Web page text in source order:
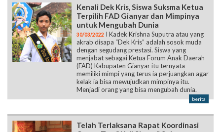
Kenali Dek Kris, Siswa Suksma Ketua
Terpilih FAD Gianyar dan Mimpinya
untuk Mengubah Dunia
30/03/2022 I Kadek Krishna Suputra atau yang
akrab disapa “Dek Kris” adalah sosok muda
dengan segudang prestasi. Siswa yang
menjabat sebagai Ketua Forum Anak Daerah
(FAD) Kabupaten Gianyar itu ternyata
memiliki mimpi yang terus ia perjuangkan agar
kelak ia bisa mewujudkan mimpinya itu.
Menjadi orang yang bisa mengubah dunia.
berita
Telah Terlaksana Rapat Koordinasi